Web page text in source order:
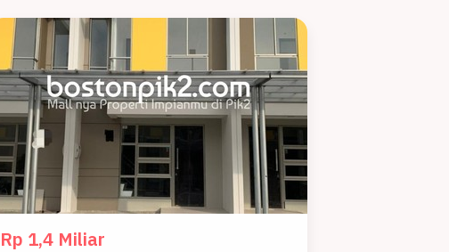
Rp 1,4 Miliar